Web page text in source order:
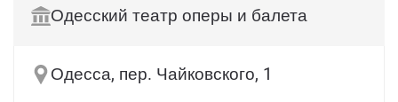
Одесский театр оперы и балета
Одесса, пер. Чайковского, 1